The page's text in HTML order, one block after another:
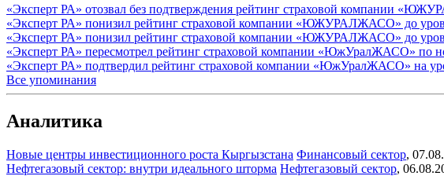
«Эксперт РА» отозвал без подтверждения рейтинг страховой компании
«Эксперт РА» понизил рейтинг страховой компании «ЮЖУРАЛЖАСО» до
«Эксперт РА» понизил рейтинг страховой компании «ЮЖУРАЛЖАСО» до
«Эксперт РА» пересмотрел рейтинг страховой компании «ЮжУралЖАСО» по
«Эксперт РА» подтвердил рейтинг страховой компании «ЮжУралЖАСО» на
Все упоминания
Аналитика
Новые центры инвестиционного роста Кыргызстана Финансовый сектор,
Нефтегазовый сектор: внутри идеального шторма Нефтегазовый сектор,